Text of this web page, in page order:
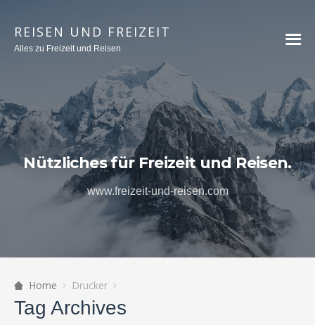
REISEN UND FREIZEIT
Alles zu Freizeit und Reisen
Nützliches für Freizeit und Reisen.
www.freizeit-und-reisen.com
Home Drucker
Tag Archives